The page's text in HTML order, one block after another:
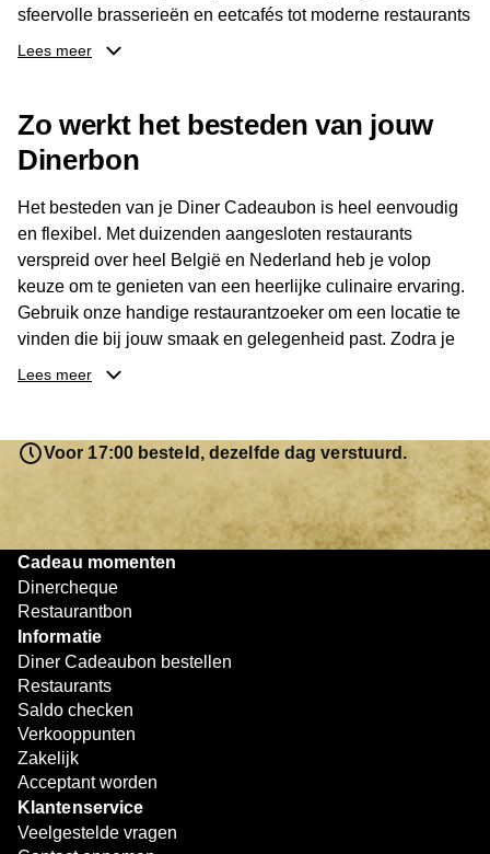
sfeervolle brasserieën en eetcafés tot moderne restaurants
en gastronomische locaties: er is voor ieder wat wils.
buurt, bijvoorbeeld in Brussel, Antwerpen, Gent of Brugge.
De ontvanger kiest zelf waar en wanneer er wordt genoten
van deze culinaire ervaring. Zo is de Diner Cadeaubon
niet alleen een diner, maar een bijzondere belevenis.
Lees meer
Zo werkt het besteden van jouw
Dinerbon
Het besteden van je Diner Cadeaubon is heel eenvoudig
en flexibel. Met duizenden aangesloten restaurants
verspreid over heel België en Nederland heb je volop
keuze om te genieten van een heerlijke culinaire ervaring.
Gebruik onze handige restaurantzoeker om een locatie te
vinden die bij jouw smaak en gelegenheid past. Zodra je
je keuze hebt gemaakt, kun je eenvoudig reserveren en na
resterende bedrag blijft gewoon op de bon staan en kan
later worden gebruikt. Zo geniet je keer op keer van
bijzondere eetmomenten.
Lees meer
Voor 17:00 besteld, dezelfde dag verstuurd.
Cadeau momenten
Dinercheque
Restaurantbon
Informatie
Diner Cadeaubon bestellen
Restaurants
Saldo checken
Verkooppunten
Zakelijk
Acceptant worden
Klantenservice
Veelgestelde vragen